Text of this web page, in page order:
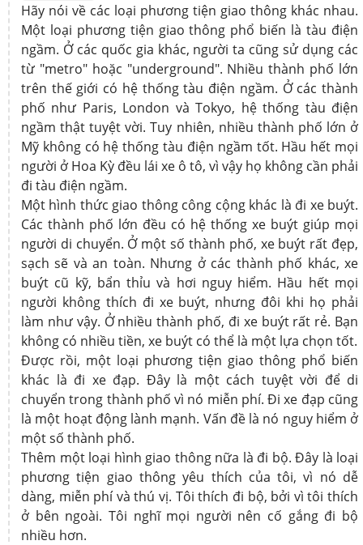
Hãy nói về các loại phương tiện giao thông khác nhau.
Một loại phương tiện giao thông phổ biến là tàu điện
ngầm. Ở các quốc gia khác, người ta cũng sử dụng các
từ "metro" hoặc "underground". Nhiều thành phố lớn
trên thế giới có hệ thống tàu điện ngầm. Ở các thành
phố như Paris, London và Tokyo, hệ thống tàu điện
ngầm thật tuyệt vời. Tuy nhiên, nhiều thành phố lớn ở
Mỹ không có hệ thống tàu điện ngầm tốt. Hầu hết mọi
người ở Hoa Kỳ đều lái xe ô tô, vì vậy họ không cần phải
đi tàu điện ngầm.
Một hình thức giao thông công cộng khác là đi xe buýt.
Các thành phố lớn đều có hệ thống xe buýt giúp mọi
người di chuyển. Ở một số thành phố, xe buýt rất đẹp,
sạch sẽ và an toàn. Nhưng ở các thành phố khác, xe
buýt cũ kỹ, bẩn thỉu và hơi nguy hiểm. Hầu hết mọi
người không thích đi xe buýt, nhưng đôi khi họ phải
làm như vậy. Ở nhiều thành phố, đi xe buýt rất rẻ. Bạn
không có nhiều tiền, xe buýt có thể là một lựa chọn tốt.
Được rồi, một loại phương tiện giao thông phổ biến
khác là đi xe đạp. Đây là một cách tuyệt vời để di
chuyển trong thành phố vì nó miễn phí. Đi xe đạp cũng
là một hoạt động lành mạnh. Vấn đề là nó nguy hiểm ở
một số thành phố.
Thêm một loại hình giao thông nữa là đi bộ. Đây là loại
phương tiện giao thông yêu thích của tôi, vì nó dễ
dàng, miễn phí và thú vị. Tôi thích đi bộ, bởi vì tôi thích
ở bên ngoài. Tôi nghĩ mọi người nên cố gắng đi bộ
nhiều hơn.